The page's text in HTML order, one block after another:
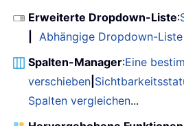
Erweiterte Dropdown-Liste:
Abhängige Dropdown-Liste
Spalten-Manager:Eine
verschieben
Spalten vergleichen...